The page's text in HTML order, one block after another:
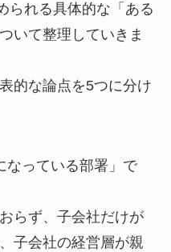
られる具体的な「ある
いて整理していきま
的な論点を5つに分け
なっている部署」で
らず、子会社だけが
子会社の経営層が親